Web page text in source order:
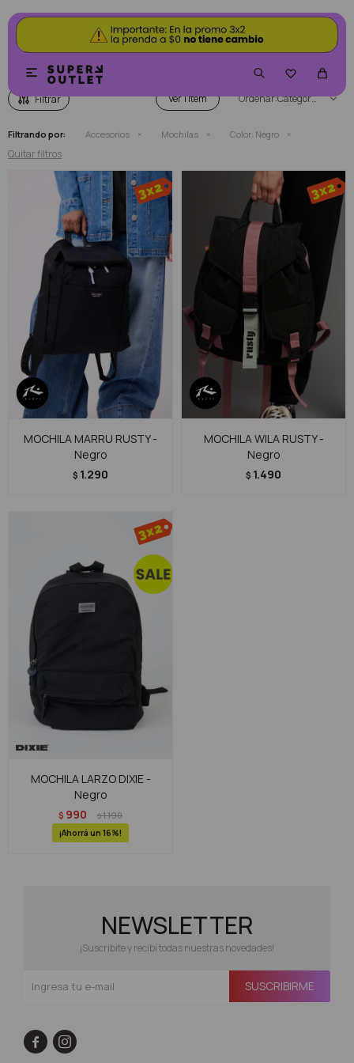


Ver Categoría
Filtrando por: Accesorios Mochilas Color: Negro
Quitar filtros
MOCHILA MARRU RUSTY -
Negro
$ 1.290
MOCHILA WILA RUSTY -
Negro
$ 1.490
MOCHILA LARZO DIXIE -
Negro
$ 990 $1.190
16
NEWSLETTER
¡Suscribite y recibí todas nuestras novedades!
SUSCRIBIRME
 